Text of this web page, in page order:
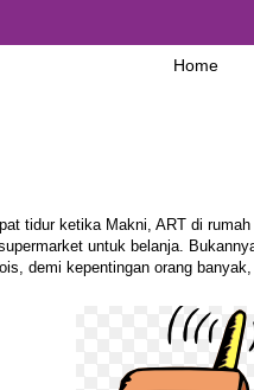
Home
tidur ketika Makni, ART di
untuk belanja.
demi kepentingan orang